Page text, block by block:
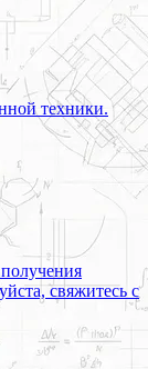
техники.
свяжитесь с